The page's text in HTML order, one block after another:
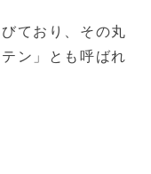
ており、その丸
ン」とも呼ばれ